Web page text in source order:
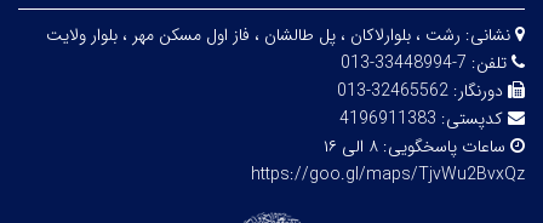
نشانی: رشت ، بلوارلاکان ، پل طالشان ، فاز اول مسکن مهر ، بلوار ولایت
تلفن: 7-33448994-013
دورنگار: 32465562-013
کدپستی: 4196911383
ساعات پاسخگویی: ۸ الی ۱۶
https://goo.gl/maps/TjvWu2BvxQz